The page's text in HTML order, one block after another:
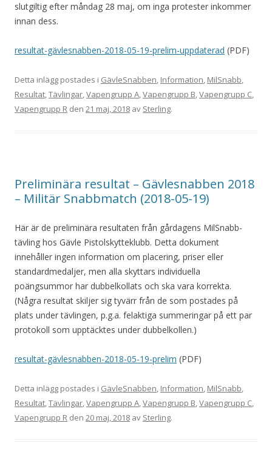
slutgiltig efter måndag 28 maj, om inga protester inkommer
innan dess.
resultat-gävlesnabben-2018-05-19-prelim-uppdaterad (PDF)
Detta inlägg postades i GävleSnabben, Information, MilSnabb,
Resultat,Tävlingar,Vapengrupp A,Vapengrupp B,Vapengrupp C,
Vapengrupp R den 21 maj, 2018 av Sterling.
Preliminära resultat – Gävlesnabben 2018
– Militär Snabbmatch (2018-05-19)
Här är de preliminära resultaten från gårdagens MilSnabb-
tävling hos Gävle Pistolskytteklubb. Detta dokument
innehåller ingen information om placering, priser eller
standardmedaljer, men alla skyttars individuella
poängsummor har dubbelkollats och ska vara korrekta.
(Några resultat skiljer sig tyvärr från de som postades på
plats under tävlingen, p.g.a. felaktiga summeringar på ett par
protokoll som upptäcktes under dubbelkollen.)
resultat-gävlesnabben-2018-05-19-prelim (PDF)
Detta inlägg postades i GävleSnabben, Information, MilSnabb,
Resultat,Tävlingar,Vapengrupp A,Vapengrupp B,Vapengrupp C,
Vapengrupp R den 20 maj, 2018 av Sterling.